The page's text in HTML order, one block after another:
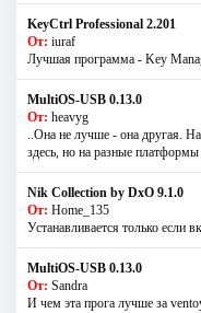
KeyCtrl Professional 2.201
От: iuraf
Лучшая программа - Key
MultiOS-USB 0.13.0
От: heavyg
..Она не лучше - она другая.
здесь, но на разные
Nik Collection by DxO 9.1.0
От: Home_135
Устанавливается только если
MultiOS-USB 0.13.0
От: Sandra
И чем эта прога лучше за